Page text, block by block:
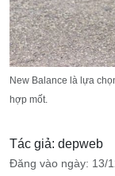
New Balance là lựa
hợp mốt.
Tác giả: depweb
Đăng vào ngày: 13/